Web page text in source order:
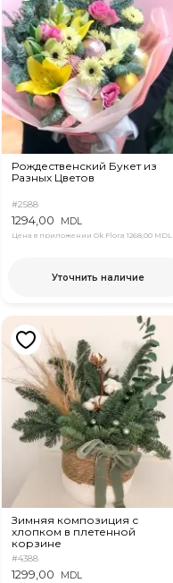
Рождественский Букет из
Разных Цветов
#2588
1294,00 MDL
Цена в приложении Ok Flora 1268,00 MDL
Уточнить наличие
Зимняя композиция с
хлопком в плетенной
корзине
#4388
1299,00 MDL